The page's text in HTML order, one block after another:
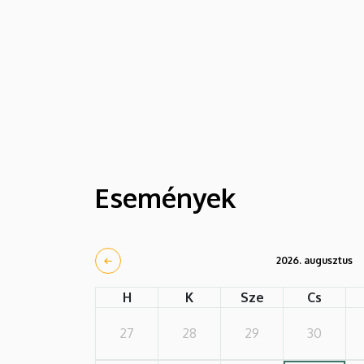
Események
2026. augusztus
H K Sze Cs
27 28 29 30